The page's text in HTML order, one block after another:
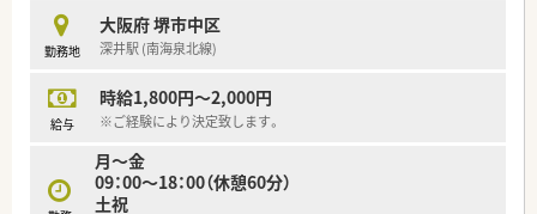
■ゆくゆくは正社員で働くことも検討したい方
勤務地
大阪府 堺市中区
深井駅 (南海泉北線)
給与
時給1,800円～2,000円
※ご経験により決定致します。
月～金
09：00～18：00（休憩60分）
土祝